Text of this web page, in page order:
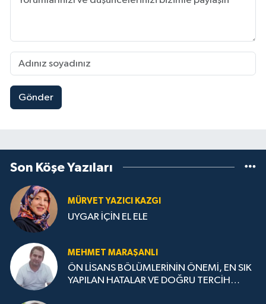
Gönder
Son Köşe Yazıları
MÜRVET YAZICI KAZGI
UYGAR İÇİN EL ELE
MEHMET MARAŞANLI
ÖN LİSANS BÖLÜMLERİNİN ÖNEMİ, EN SIK
YAPILAN HATALAR VE DOĞRU TERCİH